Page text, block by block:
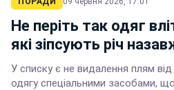
Не періть так одяг
які зіпсують річ
У списку є не видалення плям
одягу спеціальними засобами,